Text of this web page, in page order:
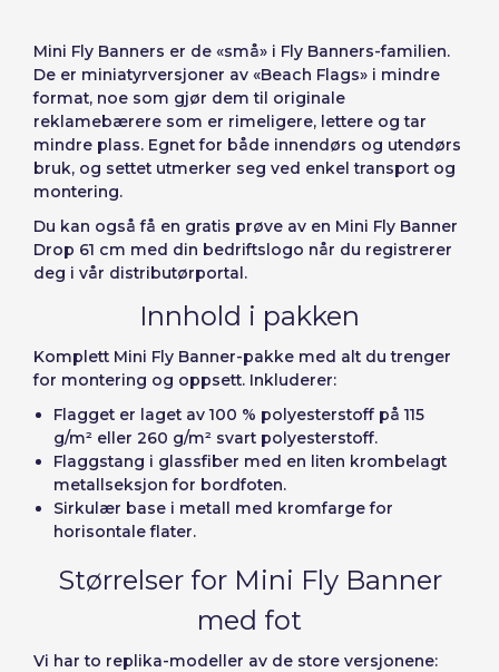
Bruker (VAT):
Passord:
Husk passord: Ja Nei
Tilgang
Opprett konto
Velg språk
Español
English
Português
Français
Deutsch
Italiano
Sverige
Denmark
Slovenija
Finnish
Norway
Mini Fly Banners er de «små» i Fly Banners-familien.
De er miniatyrversjoner av «Beach Flags» i mindre
format, noe som gjør dem til originale
reklamebærere som er rimeligere, lettere og tar
mindre plass. Egnet for både innendørs og utendørs
bruk, og settet utmerker seg ved enkel transport og
montering.
Du kan også få en gratis prøve av en Mini Fly Banner
Drop 61 cm med din bedriftslogo når du registrerer
deg i vår distributørportal.
Innhold i pakken
Komplett Mini Fly Banner-pakke med alt du trenger
for montering og oppsett. Inkluderer:
Flagget er laget av 100 % polyesterstoff på 115
g/m² eller 260 g/m² svart polyesterstoff.
Flaggstang i glassfiber med en liten krombelagt
metallseksjon for bordfoten.
Sirkulær base i metall med kromfarge for
horisontale flater.
Størrelser for Mini Fly Banner
med fot
Vi har to replika-modeller av de store versjonene:
Precios por unidad
Enheter
Stykkpris
Fra
1
Añadiendo producto al carrito
Espera, por favor
Seleccionar número
de elementos a
Avbryt
Espere, por favor